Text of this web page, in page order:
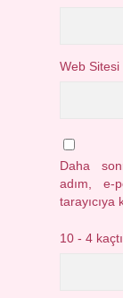
Web Sitesi
Daha
adım, e-
tarayıcıya
10 - 4